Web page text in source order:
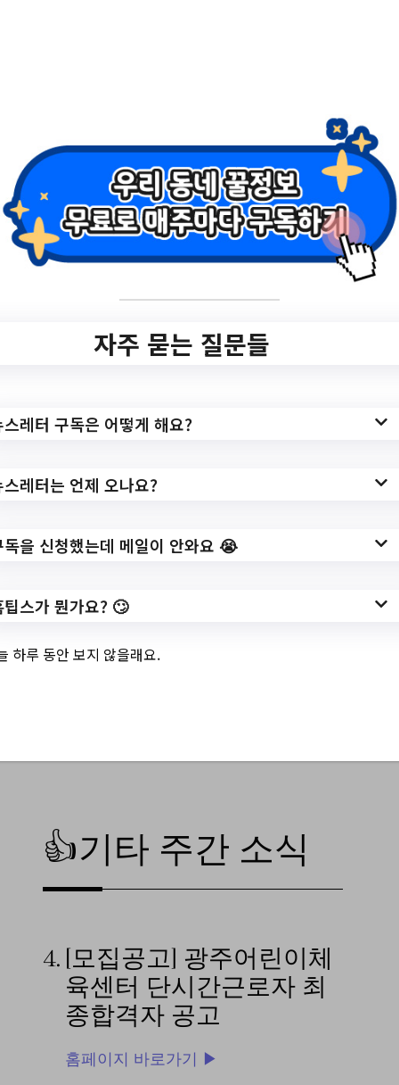
2.
광주 시민체육관
신규회원 모집
홈페이지 바로가기 ▶
작성일: 2023-05-03 ~
3.공공체육시설 단
공고
👍기타 주간 소식
4. [모집공고] 광주어린이체
육센터 단시간근로자 최
종합격자 공고
홈페이지 바로가기 ▶
자주 묻는 질문들
스레터 구독은 어떻게 해요?
스레터는 언제 오나요?
독을 신청했는데 메일이 안와요 😭
팁스가 뭔가요? 🙄
하루 동안 보지 않을래요.